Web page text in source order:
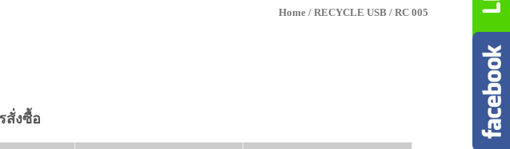
Home / RECYCLE USB / RC 005
สั่งซื้อ